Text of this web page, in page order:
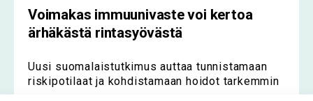
Voimakas immuunivaste voi kertoa
ärhäkästä rintasyövästä
Uusi suomalaistutkimus auttaa tunnistamaan
riskipotilaat ja kohdistamaan hoidot tarkemmin